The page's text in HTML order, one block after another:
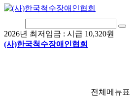
2026년 최저임금 : 시급 10,320원
(사)한국척수장애인협회
척수장애란?
찾아오시는길 문화예술위원
회
전체메뉴표